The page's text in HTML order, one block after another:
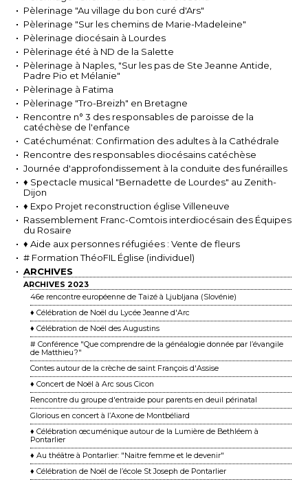
Pèlerinage "Au village du bon curé d'Ars"
Pèlerinage "Sur les chemins de Marie-Madeleine"
Pèlerinage diocésain à Lourdes
Pèlerinage été à ND de la Salette
Pèlerinage à Naples, "Sur les pas de Ste Jeanne Antide,
Padre Pio et Mélanie"
Pèlerinage à Fatima
Pèlerinage "Tro-Breizh" en Bretagne
Rencontre n° 3 des responsables de paroisse de la
catéchèse de l'enfance
Catéchuménat: Confirmation des adultes à la Cathédrale
Rencontre des responsables diocésains catéchèse
Journée d'approfondissement à la conduite des funérailles
♦ Spectacle musical "Bernadette de Lourdes" au Zenith-
Dijon
♦ Expo Projet reconstruction église Villeneuve
Rassemblement Franc-Comtois interdiocésain des Équipes
du Rosaire
♦ Aide aux personnes réfugiées : Vente de fleurs
# Formation ThéoFIL Église (individuel)
ARCHIVES
ARCHIVES 2023
46e rencontre européenne de Taizé à Ljubljana (Slovénie)
♦ Célébration de Noël du Lycée Jeanne d'Arc
♦ Célébration de Noël des Augustins
# Conférence "Que comprendre de la généalogie donnée par l’évangile
de Matthieu ?"
Contes autour de la crèche de saint François d'Assise
♦ Concert de Noël à Arc sous Cicon
Rencontre du groupe d'entraide pour parents en deuil périnatal
Glorious en concert à l’Axone de Montbéliard
♦ Célébration œcuménique autour de la Lumière de Bethléem à
Pontarlier
♦ Au théâtre à Pontarlier: "Naitre femme et le devenir"
♦ Célébration de Noël de l’école St Joseph de Pontarlier